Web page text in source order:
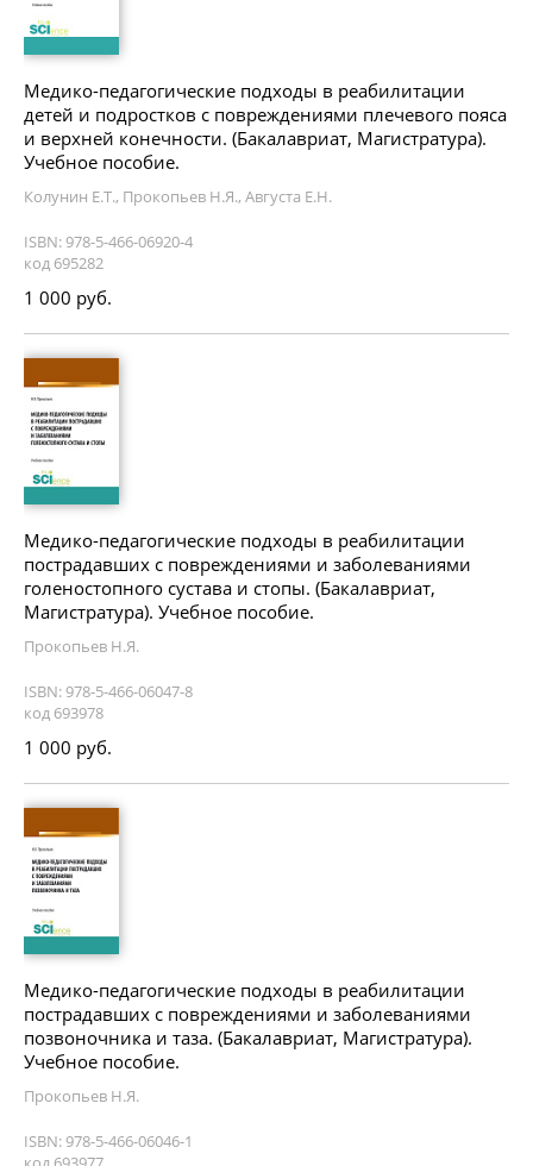
Медико-педагогические подходы в реабилитации
детей и подростков с повреждениями плечевого пояса
и верхней конечности. (Бакалавриат, Магистратура).
Учебное пособие.
Колунин Е.Т., Прокопьев Н.Я., Августа Е.Н.
ISBN: 978-5-466-06920-4
код 695282
1 000 руб.
Медико-педагогические подходы в реабилитации
пострадавших с повреждениями и заболеваниями
голеностопного сустава и стопы. (Бакалавриат,
Магистратура). Учебное пособие.
Прокопьев Н.Я.
ISBN: 978-5-466-06047-8
код 693978
1 000 руб.
Медико-педагогические подходы в реабилитации
пострадавших с повреждениями и заболеваниями
позвоночника и таза. (Бакалавриат, Магистратура).
Учебное пособие.
Прокопьев Н.Я.
ISBN: 978-5-466-06046-1